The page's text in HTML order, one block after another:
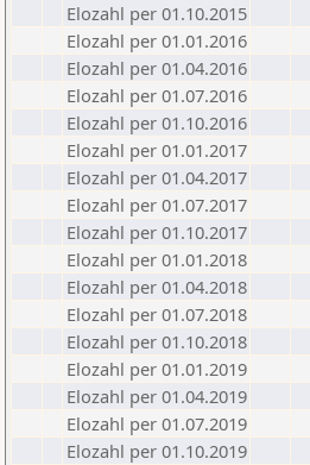
Elozahl per 01.10.2015
Elozahl per 01.01.2016
Elozahl per 01.04.2016
Elozahl per 01.07.2016
Elozahl per 01.10.2016
Elozahl per 01.01.2017
Elozahl per 01.04.2017
Elozahl per 01.07.2017
Elozahl per 01.10.2017
Elozahl per 01.01.2018
Elozahl per 01.04.2018
Elozahl per 01.07.2018
Elozahl per 01.10.2018
Elozahl per 01.01.2019
Elozahl per 01.04.2019
Elozahl per 01.07.2019
Elozahl per 01.10.2019